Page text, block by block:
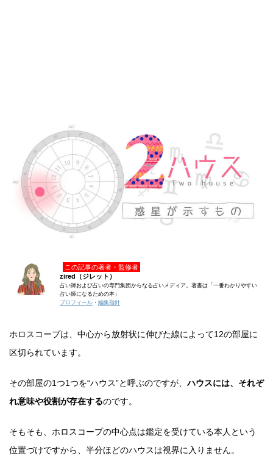
この記事の著者・監修者
zired（ジレット）
占い師および占いの専門集団からなる占いメディア。著書は「一番わかりやすい
占い師になるための本」
プロフィール ・ 編集指針
ホロスコープは、中心から放射状に伸びた線によって12の部屋に
区切られています。
その部屋の1つ1つを“ハウス”と呼ぶのですが、ハウスには、それぞ
れ意味や役割が存在するのです。
そもそも、ホロスコープの中心点は鑑定を受けている本人という
位置づけですから、半分ほどのハウスは視界に入りません。